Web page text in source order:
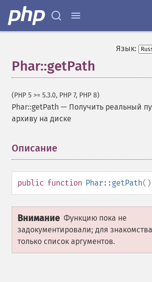
Язык:
Phar::getPath
(PHP 5 >= 5.3.0, PHP 7, PHP 8)
Phar::getPath — Получить реальный
архиву на диске
Описание
public function Phar::getPath
Внимание Функцию пока не
задокументировали; для
только список аргументов.